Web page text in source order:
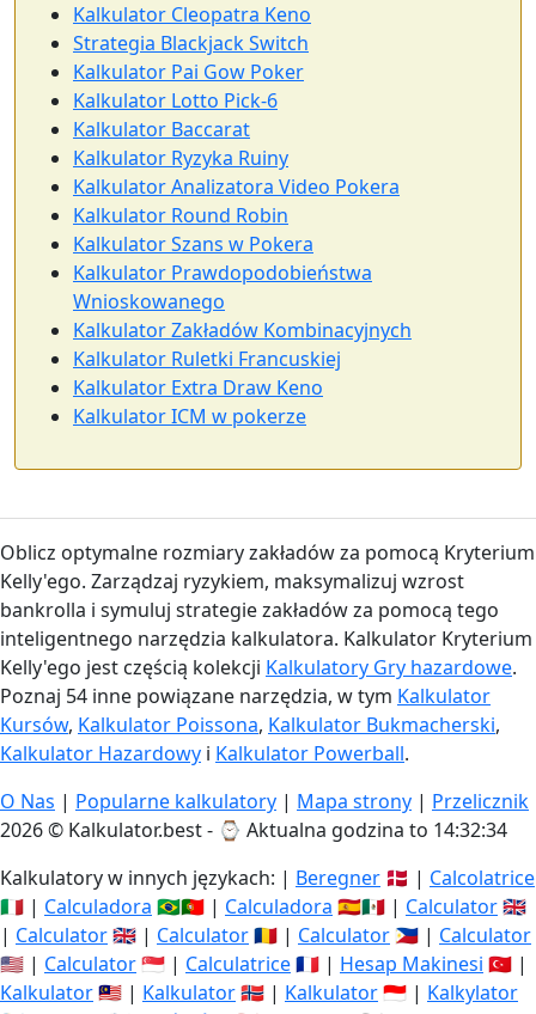
Kalkulator Cleopatra Keno
Strategia Blackjack Switch
Kalkulator Pai Gow Poker
Kalkulator Lotto Pick-6
Kalkulator Baccarat
Kalkulator Ryzyka Ruiny
Kalkulator Analizatora Video Pokera
Kalkulator Round Robin
Kalkulator Szans w Pokera
Kalkulator Prawdopodobieństwa
Wnioskowanego
Kalkulator Zakładów Kombinacyjnych
Kalkulator Ruletki Francuskiej
Kalkulator Extra Draw Keno
Kalkulator ICM w pokerze
Oblicz optymalne rozmiary zakładów za pomocą Kryterium
Kelly'ego. Zarządzaj ryzykiem, maksymalizuj wzrost
bankrolla i symuluj strategie zakładów za pomocą tego
inteligentnego narzędzia kalkulatora. Kalkulator Kryterium
Kelly'ego jest częścią kolekcji Kalkulatory Gry hazardowe.
Poznaj 54 inne powiązane narzędzia, w tym Kalkulator
Kursów, Kalkulator Poissona, Kalkulator Bukmacherski,
Kalkulator Hazardowy i Kalkulator Powerball.
O Nas | Popularne kalkulatory | Mapa strony | Przelicznik
2026 © Kalkulator.best - ⌚ Aktualna godzina to 14:32:34
Kalkulatory w innych językach: | Beregner 🇩🇰 | Calcolatrice
🇮🇹 | Calculadora 🇧🇷🇵🇹 | Calculadora 🇪🇸🇲🇽 | Calculator🇬🇧
| Calculator🇬🇧 | Calculator🇷🇴 | Calculator 🇵🇭 | Calculator
🇺🇸 | Calculator🇸🇬 | Calculatrice🇫🇷 | Hesap Makinesi 🇹🇷 |
Kalkulator🇲🇾 | Kalkulator🇳🇴 | Kalkulator🇮🇩 | Kalkylator